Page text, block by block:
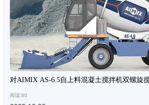
对AIMIX AS-6.5自上料混凝土搅拌机双螺旋
阅读:80